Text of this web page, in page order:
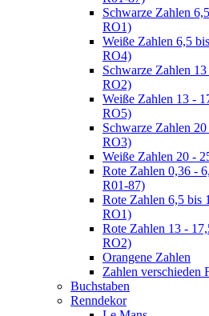
Schwarze Zahlen
RO1)
Weiße Zahlen 6,5
RO4)
Schwarze Zahlen
RO2)
Weiße Zahlen 13 -
RO5)
Schwarze Zahlen
RO3)
Weiße Zahlen 20 -
Rote Zahlen 0,36 -
R01-87)
Rote Zahlen 6,5 bis
RO1)
Rote Zahlen 13 -
RO2)
Orangene Zahlen
Zahlen verschieden
Buchstaben
Renndekor